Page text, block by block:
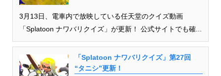
3月13日、電車内で放映している任天堂のクイズ動画
「Splatoon ナワバリクイズ」が更新！ 公式サイトでも確...
「Splatoon ナワバリクイズ」第27回
“タニシ”更新！